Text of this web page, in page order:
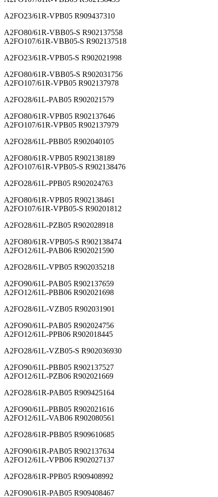
A2FO23/61R-VPB05 R909437310
A2FO80/61R-VBB05-S R902137558
A2FO107/61R-VBB05-S R902137518
A2FO23/61R-VPB05-S R902021998
A2FO80/61R-VBB05-S R902031756
A2FO107/61R-VPB05 R902137978
A2FO28/61L-PAB05 R902021579
A2FO80/61R-VPB05 R902137646
A2FO107/61R-VPB05 R902137979
A2FO28/61L-PBB05 R902040105
A2FO80/61R-VPB05 R902138189
A2FO107/61R-VPB05-S R902138476
A2FO28/61L-PPB05 R902024763
A2FO80/61R-VPB05 R902138461
A2FO107/61R-VPB05-S R90201812
A2FO28/61L-PZB05 R902028918
A2FO80/61R-VPB05-S R902138474
A2FO12/61L-PAB06 R902021590
A2FO28/61L-VPB05 R902035218
A2FO90/61L-PAB05 R902137659
A2FO12/61L-PBB06 R902021698
A2FO28/61L-VZB05 R902031901
A2FO90/61L-PAB05 R902024756
A2FO12/61L-PPB06 R902018445
A2FO28/61L-VZB05-S R902036930
A2FO90/61L-PBB05 R902137527
A2FO12/61L-PZB06 R902021669
A2FO28/61R-PAB05 R909425164
A2FO90/61L-PBB05 R902021616
A2FO12/61L-VAB06 R902080561
A2FO28/61R-PBB05 R909610685
A2FO90/61R-PAB05 R902137634
A2FO12/61L-VPB06 R902027137
A2FO28/61R-PPB05 R909408992
A2FO90/61R-PAB05 R909408467